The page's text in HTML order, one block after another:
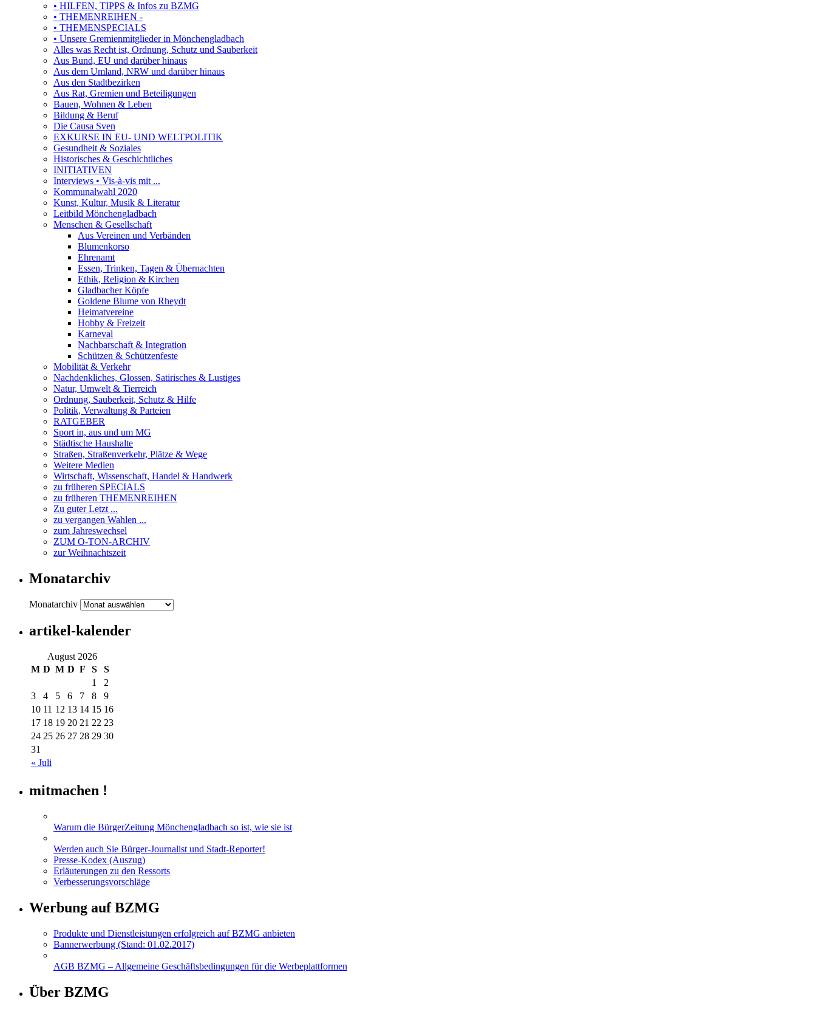
• HILFEN, TIPPS & Infos zu BZMG
• THEMENREIHEN -
• THEMENSPECIALS
• Unsere Gremienmitglieder in Mönchengladbach
Alles was Recht ist, Ordnung, Schutz und Sauberkeit
Aus Bund, EU und darüber hinaus
Aus dem Umland, NRW und darüber hinaus
Aus den Stadtbezirken
Aus Rat, Gremien und Beteiligungen
Bauen, Wohnen & Leben
Bildung & Beruf
Die Causa Sven
EXKURSE IN EU- UND WELTPOLITIK
Gesundheit & Soziales
Historisches & Geschichtliches
INITIATIVEN
Interviews • Vis-à-vis mit ...
Kommunalwahl 2020
Kunst, Kultur, Musik & Literatur
Leitbild Mönchengladbach
Menschen & Gesellschaft
Aus Vereinen und Verbänden
Blumenkorso
Ehrenamt
Essen, Trinken, Tagen & Übernachten
Ethik, Religion & Kirchen
Gladbacher Köpfe
Goldene Blume von Rheydt
Heimatvereine
Hobby & Freizeit
Karneval
Nachbarschaft & Integration
Schützen & Schützenfeste
Mobilität & Verkehr
Nachdenkliches, Glossen, Satirisches & Lustiges
Natur, Umwelt & Tierreich
Ordnung, Sauberkeit, Schutz & Hilfe
Politik, Verwaltung & Parteien
RATGEBER
Sport in, aus und um MG
Städtische Haushalte
Straßen, Straßenverkehr, Plätze & Wege
Weitere Medien
Wirtschaft, Wissenschaft, Handel & Handwerk
zu früheren SPECIALS
zu früheren THEMENREIHEN
Zu guter Letzt ...
zu vergangen Wahlen ...
zum Jahreswechsel
ZUM O-TON-ARCHIV
zur Weihnachtszeit
Monatarchiv
Monatarchiv
artikel-kalender
August 2026
M D M D F S S
« Juli
1
2
3
4 5 6 7 8
9
10 11 12 13 14 15 16
17 18 19 20 21 22 23
24 25 26 27 28 29 30
31
mitmachen !
Warum die BürgerZeitung Mönchengladbach so ist, wie sie ist
Werden auch Sie Bürger-Journalist und Stadt-Reporter!
Presse-Kodex (Auszug)
Erläuterungen zu den Ressorts
Verbesserungsvorschläge
Werbung auf BZMG
Produkte und Dienstleistungen erfolgreich auf BZMG anbieten
Bannerwerbung (Stand: 01.02.2017)
AGB BZMG – Allgemeine Geschäftsbedingungen für die Werbeplattformen
Über BZMG